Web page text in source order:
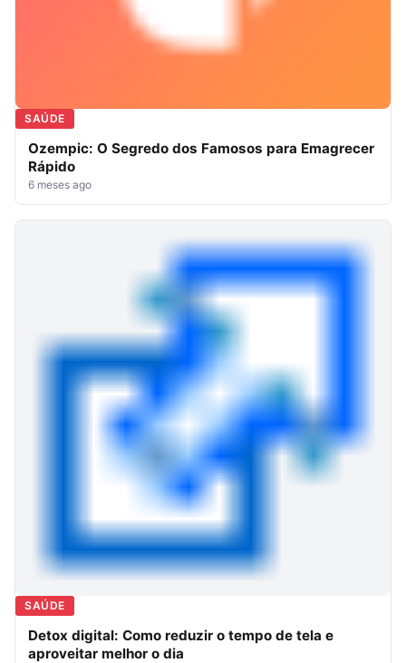
SAÚDE
Ozempic: O Segredo dos Famosos para Emagrecer
Rápido
6 meses ago
SAÚDE
Detox digital: Como reduzir o tempo de tela e
aproveitar melhor o dia